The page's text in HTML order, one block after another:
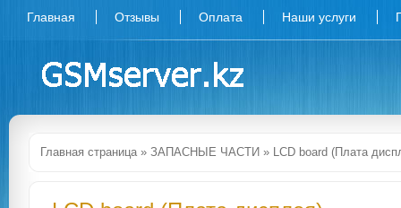
Главная Отзывы Оплата Наши услуги
Главная страница» ЗАПАСНЫЕ ЧАСТИ » LCD board (Плата